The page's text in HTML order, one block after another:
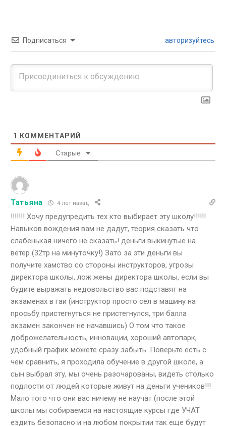
Подписаться авторизуйтесь
1 КОММЕНТАРИЙ
Старые
Татьяна 4 лет назад
!!!!!!! Хочу предупредить тех кто выбирает эту школу!!!!!!
Навыков вождения вам не дадут, теория сказать что
слабенькая ничего не сказать! деньги выкинутые на
ветер (32тр на минуточку!) Зато за эти деньги вы
получите хамство со стороны инструкторов, угрозы
директора школы, лож жены директора школы, если вы
будите выражать недовольство вас подставят на
экзаменах в гаи (инструктор просто сел в машину на
просьбу пристегнуться не пристегнулся, три балла
экзамен закончен не начавшись) О том что такое
доброжелательность, инновации, хороший автопарк,
удобный график можете сразу забыть. Поверьте есть с
чем сравнить, я проходила обучение в другой школе, а
сын выбрал эту, мы очень разочарованы, видеть столько
подлости от людей которые живут на деньги учеников!!!
Мало того что они вас ничему не научат (после этой
школы мы собираемся на настоящие курсы где УЧАТ
ездить безопасно и на любом покрытии так еще будут